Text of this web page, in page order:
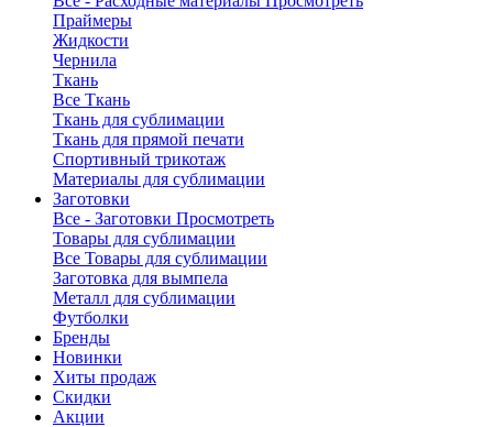
Праймеры
Жидкости
Чернила
Ткань
Все Ткань
Ткань для сублимации
Ткань для прямой печати
Спортивный трикотаж
Материалы для сублимации
Заготовки
Все - Заготовки Просмотреть
Товары для сублимации
Все Товары для сублимации
Заготовка для вымпела
Металл для сублимации
Футболки
Бренды
Новинки
Хиты продаж
Скидки
Акции